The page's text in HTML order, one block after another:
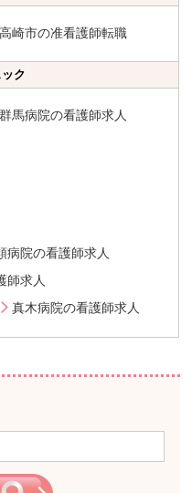
高崎市の准看護師転職
ク
群馬病院の看護師求人
病院の看護師求人
師求人
真木病院の看護師求人